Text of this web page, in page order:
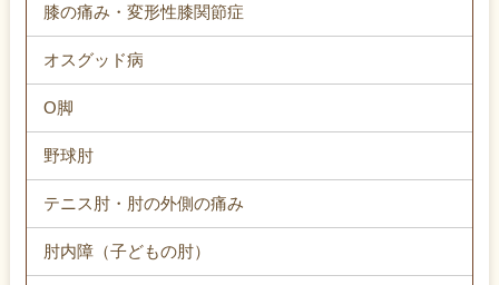
膝の痛み・変形性膝関節症
オスグッド病
O脚
野球肘
テニス肘・肘の外側の痛み
肘内障（子どもの肘）